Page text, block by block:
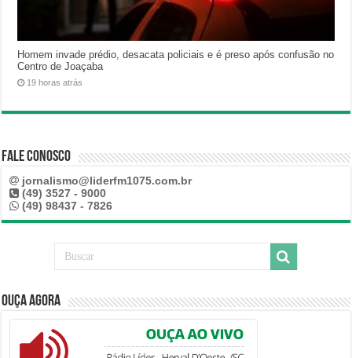
Homem invade prédio, desacata policiais e é preso após confusão no
Centro de Joaçaba
19 horas atrás
Fale Conosco
jornalismo@liderfm1075.com.br
(49) 3527 - 9000
(49) 98437 - 7826
Ouça Agora